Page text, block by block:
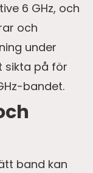
6 GHz, och
och
under
sikta på för
bandet.
band kan